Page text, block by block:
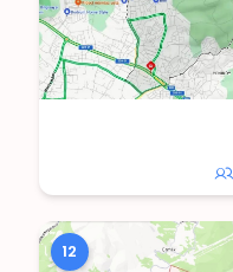
12